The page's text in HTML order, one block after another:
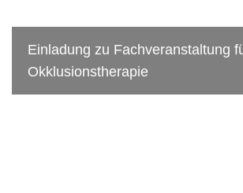
Einladung zu Fachveranstaltung
Okklusionstherapie